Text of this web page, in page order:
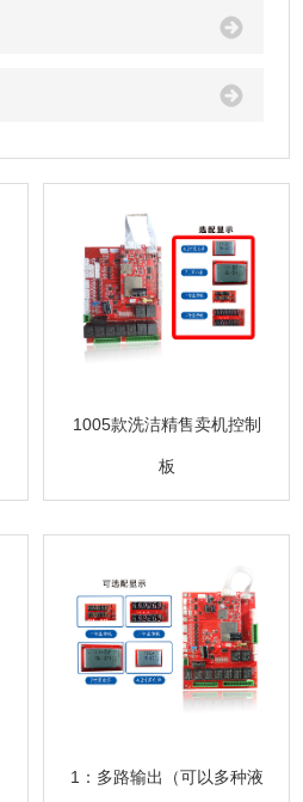
1005款洗洁精售卖机控制
板
1：多路输出（可以多种液